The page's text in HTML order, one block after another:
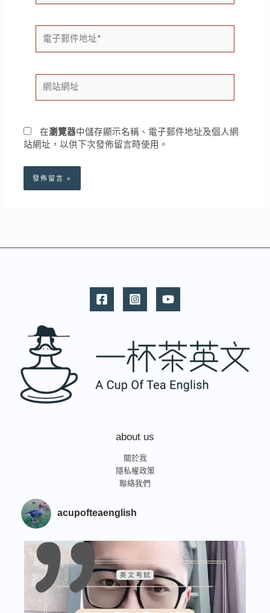
子
郵
地
址
站
在瀏覽器中儲存顯示名稱、電子郵件地址及個人網
站網址，以供下次發佈留言時使用。
about us
關於我
隱私權政策
聯絡我們
acupofteaenglish